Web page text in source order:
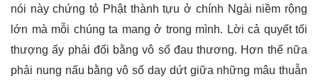
nói này chứng tỏ Phật thành tựu ở chính Ngài niềm rộng
lớn mà mỗi chúng ta mang ở trong mình. Lời cả quyết tối
thượng ấy phải đổi bằng vô số đau thương. Hơn thế nữa
phải nung nấu bằng vô số day dứt giữa những mâu thuẫn